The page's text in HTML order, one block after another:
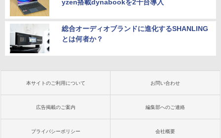
yzen搭載dynabookを2千台導入
総合オーディオブランドに進化するSHANLING
とは何者か？
本サイトのご利用について お問い合わせ
広告掲載のご案内 編集部へのご連絡
プライバシーポリシー 会社概要